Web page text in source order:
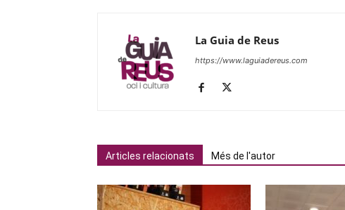
La Guia de Reus
https://www.laguiadereus.com
Articles relacionats Més de l'autor